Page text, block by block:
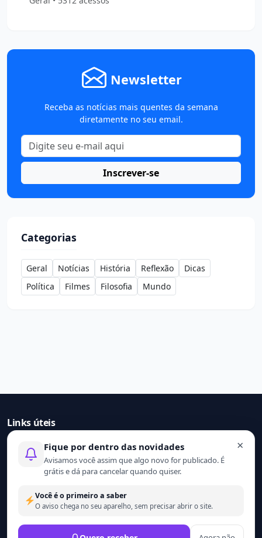
Newsletter
Receba as notícias mais quentes da semana
diretamente no seu email.
Inscrever-se
Categorias
Geral Notícias História Reflexão
Dicas
Política
Filmes Filosofia Mundo
Links úteis
Início
Contato
Sobre nós
Termo de uso
Política de privacidade
© 2021 - 2026 Ler mais. Todos os direitos reservados.
×
Fique por dentro das novidades
Avisamos você assim que algo novo for publicado. É
grátis e dá para cancelar quando quiser.
Você é o primeiro a saber
O aviso chega no seu aparelho, sem precisar abrir o site.